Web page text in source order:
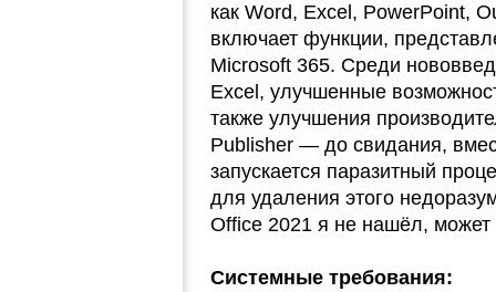
как Word, Excel, PowerPoint,
включает функции,
Microsoft 365. Среди
Excel, улучшенные
также улучшения
Publisher — до свидания,
запускается паразитный
для удаления этого
Office 2021 я не нашёл, может
Системные требования: